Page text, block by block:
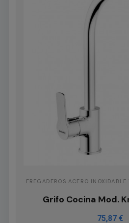
FREGADEROS ACERO
Grifo Cocina Mod.
75,87 €